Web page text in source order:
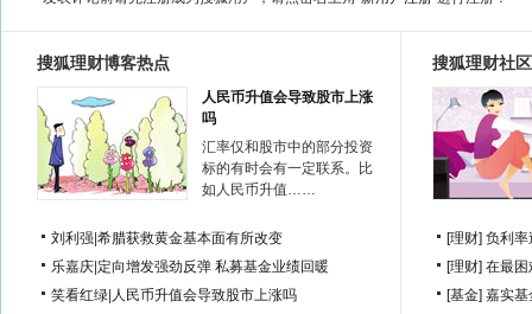
搜狐理财博客热点
人民币升值会导致股市上涨
吗
汇率仅和股市中的部分投资
标的有时会有一定联系。比
如人民币升值……
刘利强 希腊获救黄金基本面有所改变
乐嘉庆 定向增发强劲反弹 私募基金业绩回暖
笑看红绿 人民币升值会导致股市上涨吗
搜狐理财社
[理财] 负利率
[理财] 在最困
[基金] 嘉实基